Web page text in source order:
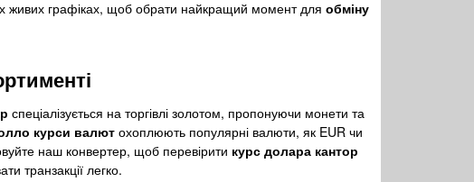
живих графіках, щоб обрати найкращий момент для обміну
спеціалізується на торгівлі золотом, пропонуючи монети та
курси валютохоплюють популярні валюти, як EUR чи
наш конвертер, щоб перевірити курс долара кантор
транзакції легко.